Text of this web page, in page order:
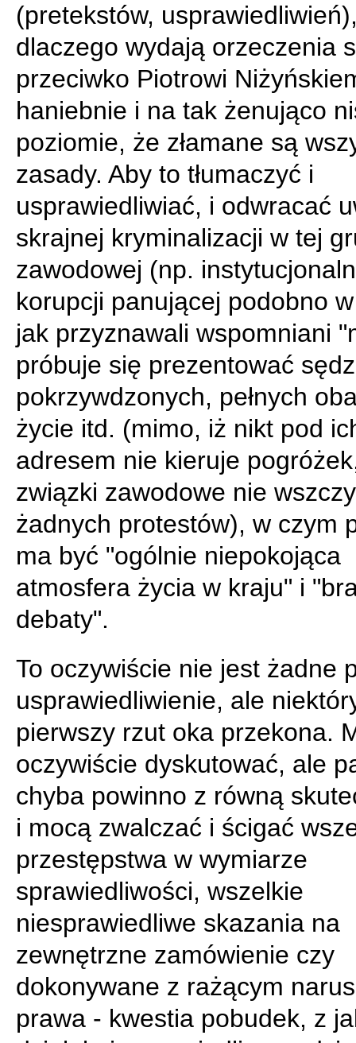
(pretekstów,
dlaczego wydają orzeczenia
przeciwko Piotrowi
haniebnie i na tak żenująco
poziomie, że złamane są
zasady. Aby to tłumaczyć i
usprawiedliwiać, i odwracać
skrajnej kryminalizacji w tej
zawodowej (np.
korupcji panującej podobno
jak przyznawali wspomniani
próbuje się prezentować
pokrzywdzonych, pełnych
życie itd. (mimo, iż nikt pod
adresem nie kieruje
związki zawodowe nie
żadnych protestów), w czym
ma być "ogólnie niepokojąca
atmosfera życia w kraju" i
debaty".
To oczywiście nie jest żadne
usprawiedliwienie, ale
pierwszy rzut oka przekona.
oczywiście dyskutować, ale
chyba powinno z równą
i mocą zwalczać i ścigać
przestępstwa w wymiarze
sprawiedliwości, wszelkie
niesprawiedliwe skazania na
zewnętrzne zamówienie czy
dokonywane z rażącym
prawa - kwestia pobudek, z